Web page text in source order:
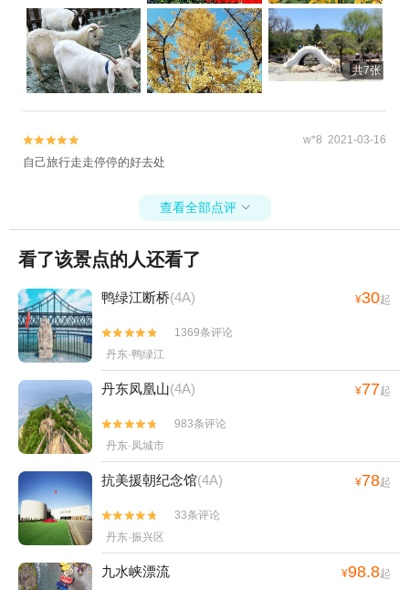
共7张

 w*8 2021-03-16
自己旅行走走停停的好去处
查看全部点评 
看了该景点的人还看了
鸭绿江断桥(4A) ¥30起


1369条评论
丹东·鸭绿江
丹东凤凰山(4A) ¥77起


983条评论
丹东·凤城市
抗美援朝纪念馆(4A) ¥78起


33条评论
丹东·振兴区
九水峡漂流 ¥98.8起